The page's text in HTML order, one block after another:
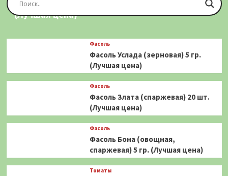
(Лучшая цена)
Фасоль
Фасоль Услада (зерновая) 5 гр.
(Лучшая цена)
Фасоль
Фасоль Злата (спаржевая) 20 шт.
(Лучшая цена)
Фасоль
Фасоль Бона (овощная,
спаржевая) 5 гр. (Лучшая цена)
Томаты